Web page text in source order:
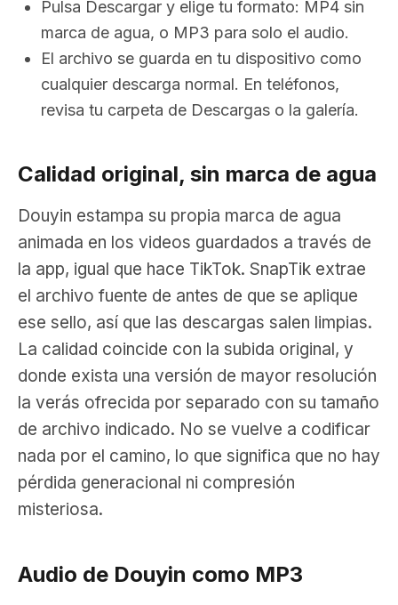
Pulsa Descargar y elige tu formato: MP4 sin
marca de agua, o MP3 para solo el audio.
El archivo se guarda en tu dispositivo como
cualquier descarga normal. En teléfonos,
revisa tu carpeta de Descargas o la galería.
Calidad original, sin marca de agua
Douyin estampa su propia marca de agua
animada en los videos guardados a través de
la app, igual que hace TikTok. SnapTik extrae
el archivo fuente de antes de que se aplique
ese sello, así que las descargas salen limpias.
La calidad coincide con la subida original, y
donde exista una versión de mayor resolución
la verás ofrecida por separado con su tamaño
de archivo indicado. No se vuelve a codificar
nada por el camino, lo que significa que no hay
pérdida generacional ni compresión
misteriosa.
Audio de Douyin como MP3